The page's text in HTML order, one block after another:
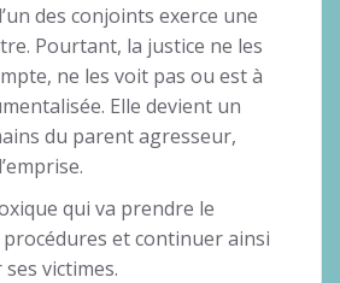
des conjoints exerce une
Pourtant, la justice ne les
ne les voit pas ou est à
Elle devient un
du parent agresseur,
qui va prendre le
et continuer ainsi
victimes.